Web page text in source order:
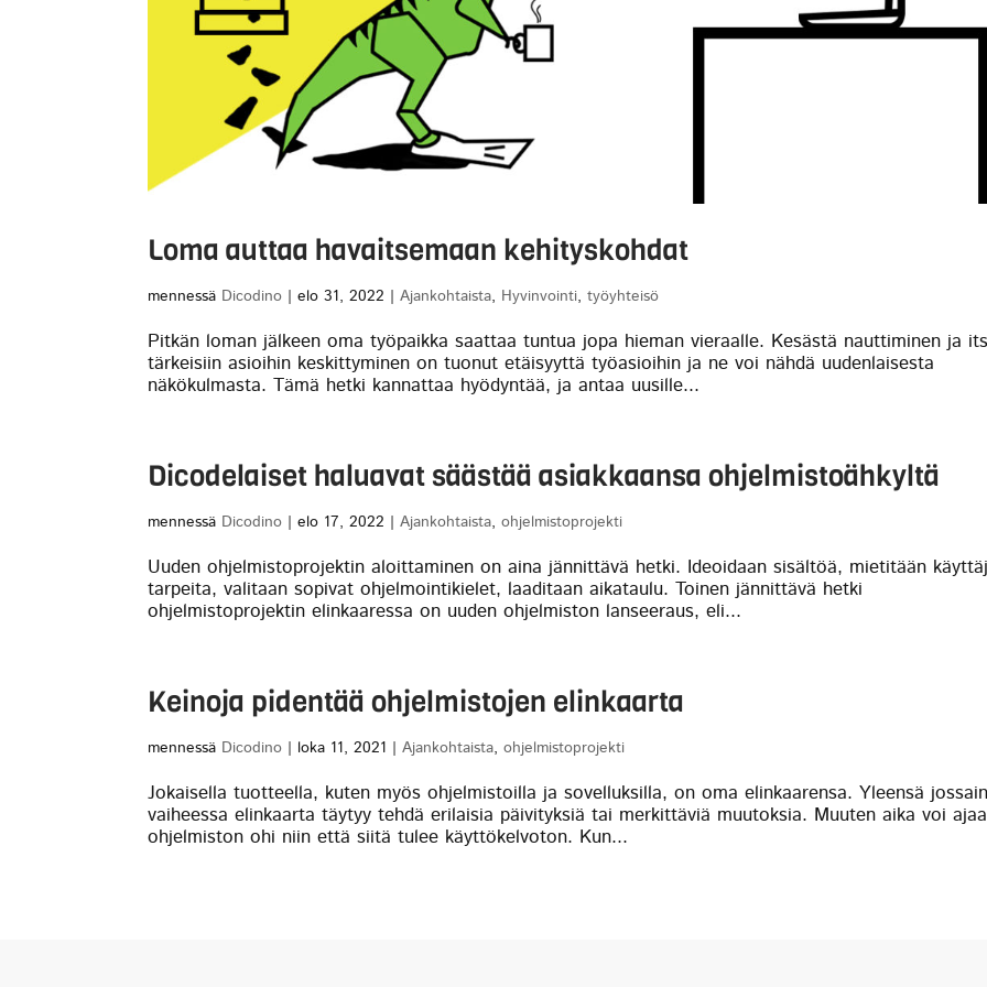
Loma auttaa havaitsemaan kehityskohdat
mennessä Dicodino |elo 31, 2022 |Ajankohtaista, Hyvinvointi,työyhteisö
Pitkän loman jälkeen oma työpaikka saattaa tuntua jopa hieman vieraalle. Kesästä nauttiminen ja
tärkeisiin asioihin keskittyminen on tuonut etäisyyttä työasioihin ja ne voi nähdä uudenlaisesta
näkökulmasta. Tämä hetki kannattaa hyödyntää, ja antaa uusille...
Dicodelaiset haluavat säästää asiakkaansa ohjelmistoähkyltä
mennessä Dicodino |elo 17, 2022 |Ajankohtaista,ohjelmistoprojekti
Uuden ohjelmistoprojektin aloittaminen on aina jännittävä hetki. Ideoidaan sisältöä, mietitään
tarpeita, valitaan sopivat ohjelmointikielet, laaditaan aikataulu. Toinen jännittävä hetki
ohjelmistoprojektin elinkaaressa on uuden ohjelmiston lanseeraus, eli...
Keinoja pidentää ohjelmistojen elinkaarta
mennessä Dicodino | loka 11, 2021 |Ajankohtaista,ohjelmistoprojekti
Jokaisella tuotteella, kuten myös ohjelmistoilla ja sovelluksilla, on oma elinkaarensa. Yleensä
vaiheessa elinkaarta täytyy tehdä erilaisia päivityksiä tai merkittäviä muutoksia. Muuten aika voi ajaa
ohjelmiston ohi niin että siitä tulee käyttökelvoton. Kun...